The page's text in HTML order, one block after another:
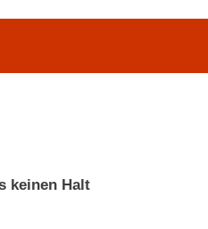
keinen Halt